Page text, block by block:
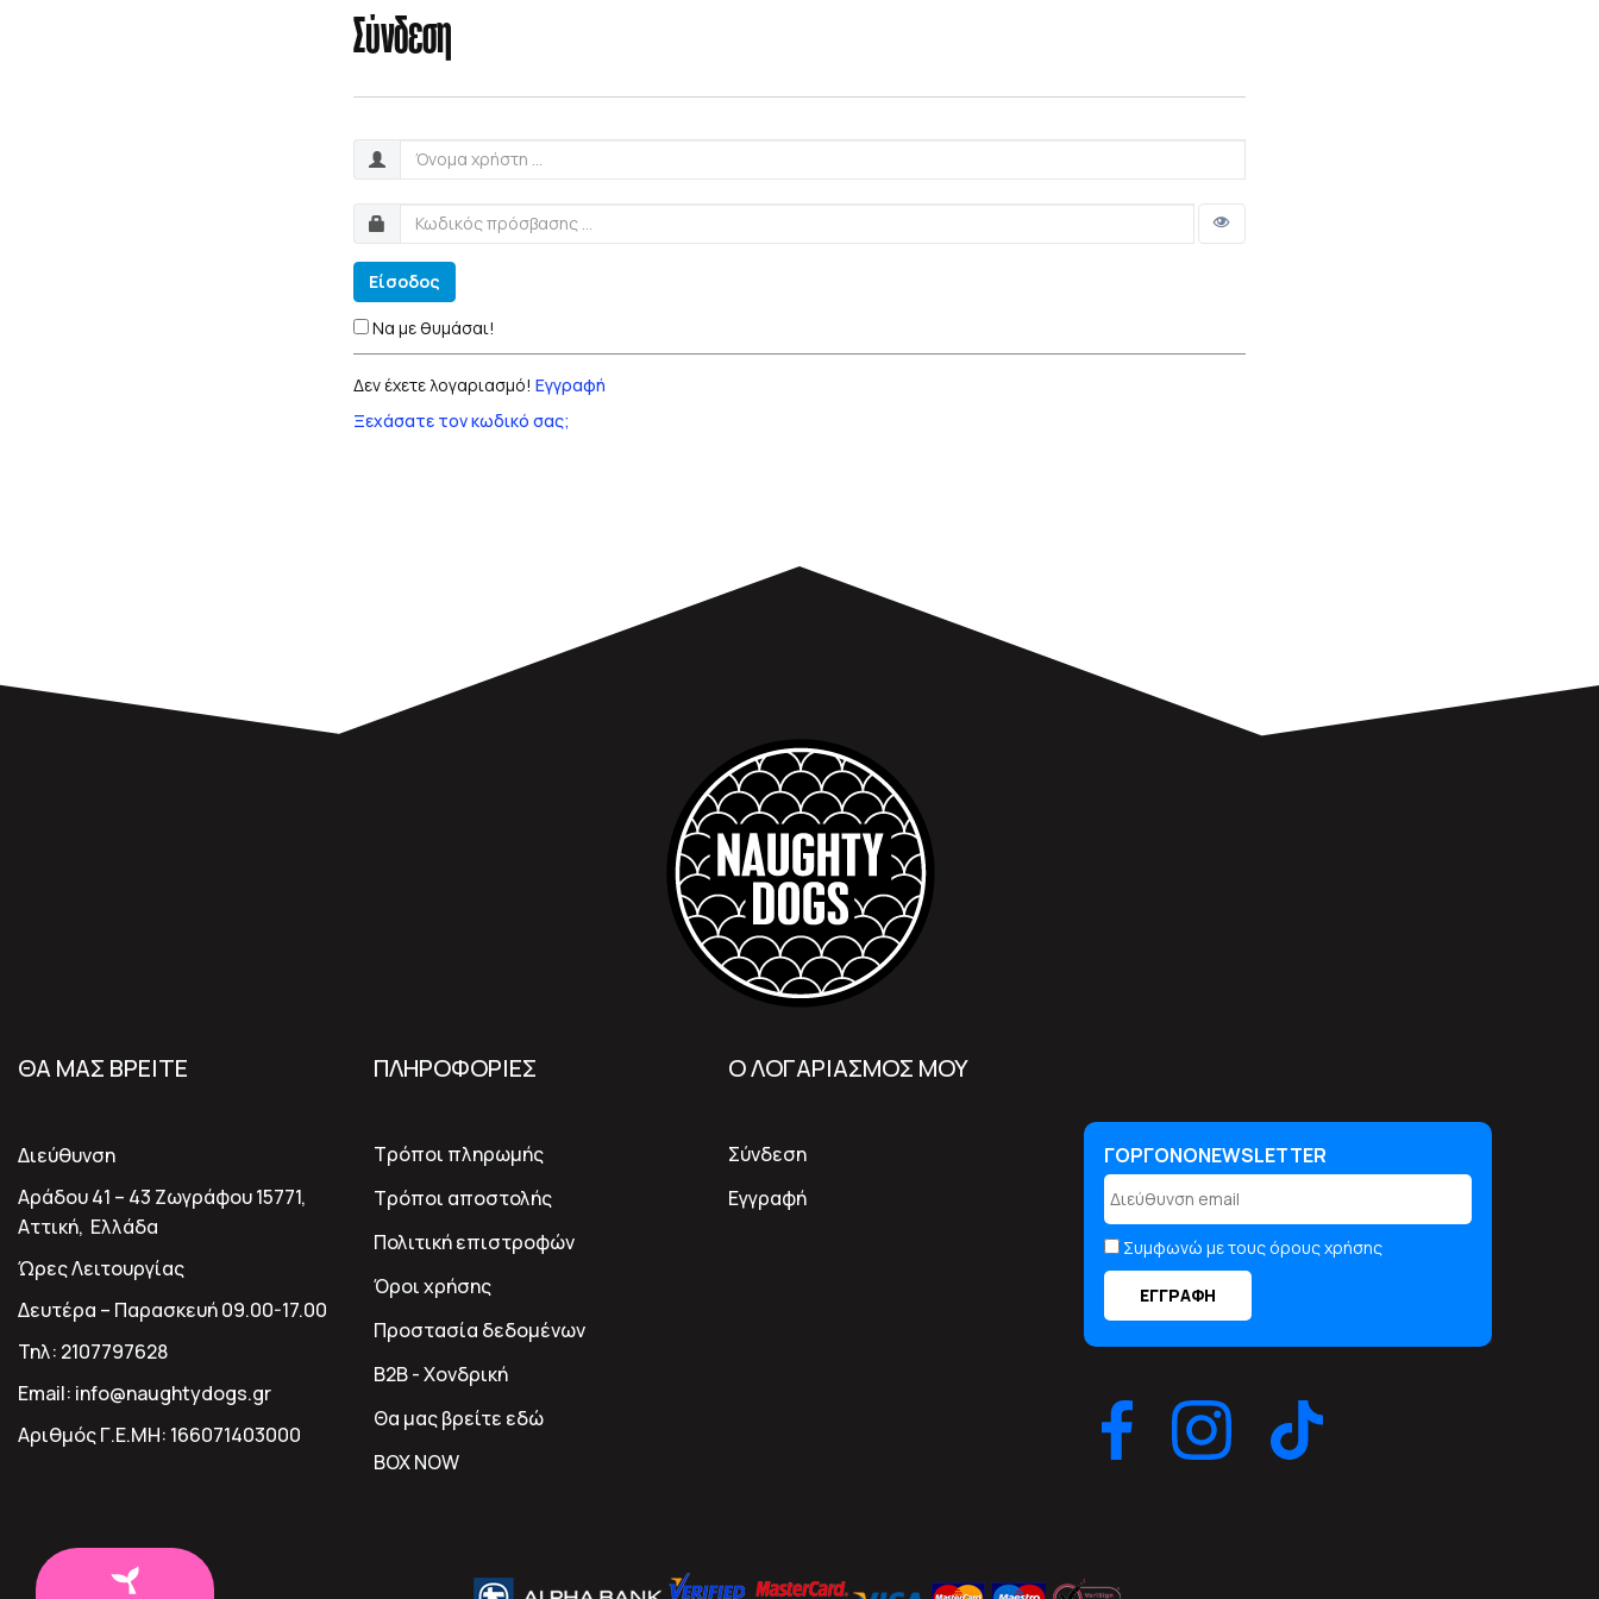
Σύνδεση
Είσοδος
Να με θυμάσαι!
Δεν έχετε λογαριασμό! Εγγραφή
Ξεχάσατε τον κωδικό σας;
ΘΑ ΜΑΣ ΒΡΕΙΤΕ
Διεύθυνση
Αράδου 41 – 43 Ζωγράφου 15771,
Αττική, Ελλάδα
Ώρες Λειτουργίας
Δευτέρα – Παρασκευή 09.00-17.00
Τηλ: 2107797628
Email: info@naughtydogs.gr
Αριθμός Γ.Ε.ΜΗ: 166071403000
ΠΛΗΡΟΦΟΡΙΕΣ
Τρόποι πληρωμής
Τρόποι αποστολής
Πολιτική επιστροφών
Όροι χρήσης
Προστασία δεδομένων
B2B - Χονδρική
Θα μας βρείτε εδώ
BOX NOW
Ο ΛΟΓΑΡΙΑΣΜΟΣ ΜΟΥ
Σύνδεση
Εγγραφή
ΓΟΡΓΟΝΟNEWSLETTER
Συμφωνώ με τους όρους χρήσης